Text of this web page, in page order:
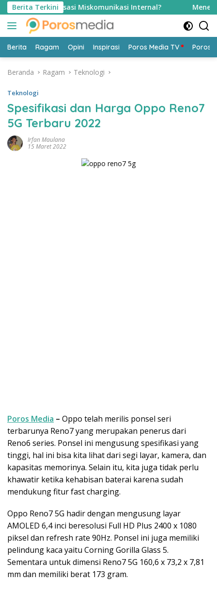
Langsung
ke
konten
Berita TerkiniMiskomunikasi Internal? Menembus
Berita Ragam Opini Inspirasi Poros Media TV Poros
Beranda Ragam Teknologi
Teknologi
Spesifikasi dan Harga Oppo Reno7
5G Terbaru 2022
Irfan Maulana
15 Maret 2022
Poros Media – Oppo telah merilis ponsel seri
terbarunya Reno7 yang merupakan penerus dari
Reno6 series. Ponsel ini mengusung spesifikasi yang
tinggi, hal ini bisa kita lihat dari segi layar, kamera, dan
kapasitas memorinya. Selain itu, kita juga tidak perlu
khawatir ketika kehabisan baterai karena sudah
mendukung fitur fast charging.
Oppo Reno7 5G hadir dengan mengusung layar
AMOLED 6,4 inci beresolusi Full HD Plus 2400 x 1080
piksel dan refresh rate 90Hz. Ponsel ini juga memiliki
pelindung kaca yaitu Corning Gorilla Glass 5.
Sementara untuk dimensi Reno7 5G 160,6 x 73,2 x 7,81
mm dan memiliki berat 173 gram.